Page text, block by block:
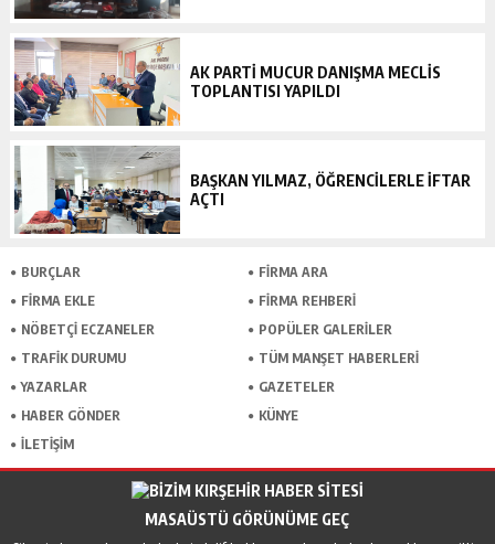
AK PARTİ MUCUR DANIŞMA MECLİS
TOPLANTISI YAPILDI
BAŞKAN YILMAZ, ÖĞRENCİLERLE İFTAR
AÇTI
BURÇLAR
FİRMA ARA
FİRMA EKLE
FİRMA REHBERİ
NÖBETÇİ ECZANELER
POPÜLER GALERİLER
TRAFİK DURUMU
TÜM MANŞET HABERLERİ
YAZARLAR
GAZETELER
HABER GÖNDER
KÜNYE
İLETİŞİM
MASAÜSTÜ GÖRÜNÜME GEÇ